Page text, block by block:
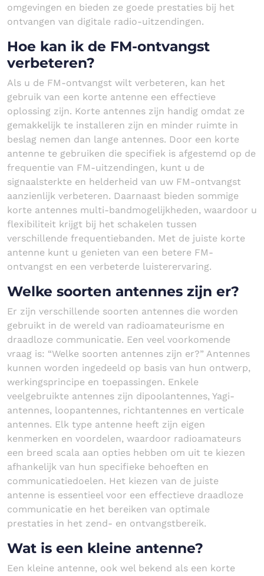
omgevingen en bieden ze goede prestaties bij het
ontvangen van digitale radio-uitzendingen.
Hoe kan ik de FM-ontvangst
verbeteren?
Als u de FM-ontvangst wilt verbeteren, kan het
gebruik van een korte antenne een effectieve
oplossing zijn. Korte antennes zijn handig omdat ze
gemakkelijk te installeren zijn en minder ruimte in
beslag nemen dan lange antennes. Door een korte
antenne te gebruiken die specifiek is afgestemd op de
frequentie van FM-uitzendingen, kunt u de
signaalsterkte en helderheid van uw FM-ontvangst
aanzienlijk verbeteren. Daarnaast bieden sommige
korte antennes multi-bandmogelijkheden, waardoor u
flexibiliteit krijgt bij het schakelen tussen
verschillende frequentiebanden. Met de juiste korte
antenne kunt u genieten van een betere FM-
ontvangst en een verbeterde luisterervaring.
Welke soorten antennes zijn er?
Er zijn verschillende soorten antennes die worden
gebruikt in de wereld van radioamateurisme en
draadloze communicatie. Een veel voorkomende
vraag is: “Welke soorten antennes zijn er?” Antennes
kunnen worden ingedeeld op basis van hun ontwerp,
werkingsprincipe en toepassingen. Enkele
veelgebruikte antennes zijn dipoolantennes, Yagi-
antennes, loopantennes, richtantennes en verticale
antennes. Elk type antenne heeft zijn eigen
kenmerken en voordelen, waardoor radioamateurs
een breed scala aan opties hebben om uit te kiezen
afhankelijk van hun specifieke behoeften en
communicatiedoelen. Het kiezen van de juiste
antenne is essentieel voor een effectieve draadloze
communicatie en het bereiken van optimale
prestaties in het zend- en ontvangstbereik.
Wat is een kleine antenne?
Een kleine antenne, ook wel bekend als een korte